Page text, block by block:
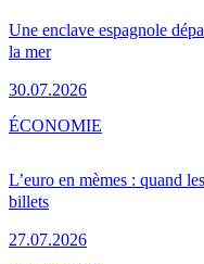
Une enclave espagnole
la mer
30.07.2026
L’euro en mèmes : quand
billets
27.07.2026
ÉCONOMIE